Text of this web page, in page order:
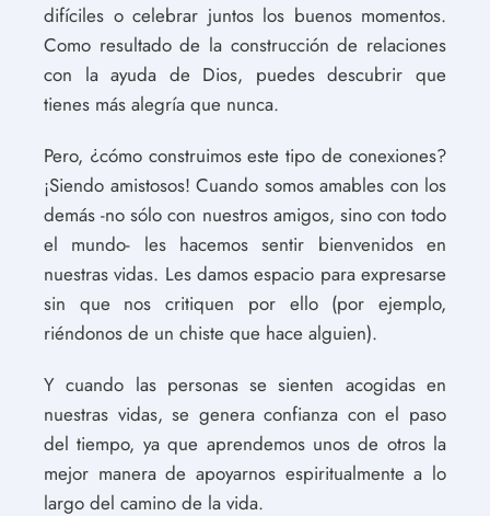
difíciles o celebrar juntos los buenos momentos.
Como resultado de la construcción de relaciones
con la ayuda de Dios, puedes descubrir que
tienes más alegría que nunca.
Pero, ¿cómo construimos este tipo de conexiones?
¡Siendo amistosos! Cuando somos amables con los
demás -no sólo con nuestros amigos, sino con todo
el mundo- les hacemos sentir bienvenidos en
nuestras vidas. Les damos espacio para expresarse
sin que nos critiquen por ello (por ejemplo,
riéndonos de un chiste que hace alguien).
Y cuando las personas se sienten acogidas en
nuestras vidas, se genera confianza con el paso
del tiempo, ya que aprendemos unos de otros la
mejor manera de apoyarnos espiritualmente a lo
largo del camino de la vida.